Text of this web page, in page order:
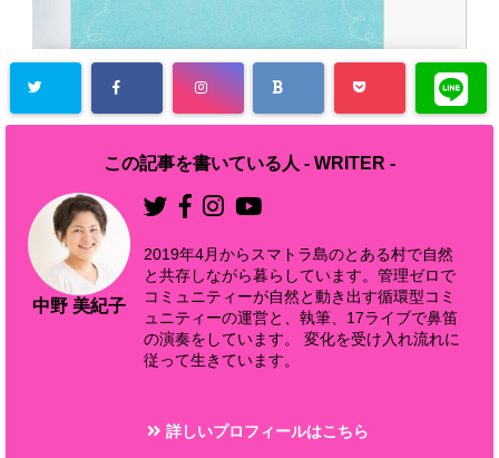
この記事を書いている人 - WRITER -
中野 美紀子
2019年4月からスマトラ島のとある村で自然
と共存しながら暮らしています。管理ゼロで
コミュニティーが自然と動き出す循環型コミ
ュニティーの運営と、執筆、17ライブで鼻笛
の演奏をしています。 変化を受け入れ流れに
従って生きています。
詳しいプロフィールはこちら